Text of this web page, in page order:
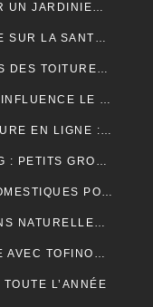
LES OUTILS INDISPENSABLES POUR UN JARDINIER PROFESSIONNEL
QUELS SONT LES BIENFAITS DU VAE SUR LA SANTÉ ?
LES AVANTAGES ET INCONVÉNIENTS DES TOITURES EN BARDEAUX
COMMENT LA DURÉE DE LOCATION INFLUENCE LE PRIX D’UNE BENNE ?
ACHETER DES FENÊTRES SUR MESURE EN LIGNE : GUIDE ET ASTUCES
COURS D’ALLEMAND À NUREMBERG : PETITS GROUPES, PROFESSEURS EXPÉRIMENTÉS, AMBIANCE CONVIVIALE
LE GUIDE DES SYSTÈMES AUDIO DOMESTIQUES POUR LES DÉBUTANTS
STRESS QUOTIDIEN : LES SOLUTIONS NATURELLES POUR RETROUVER VITALITÉ ET BIEN-ÊTRE
ÉQUIPEMENT CUISINE SUR MESURE AVEC TOFINOX MAROC
L’ANNÉE